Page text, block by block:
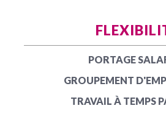
PORTAGE
GROUPEMENT
TRAVAIL À TEMPS